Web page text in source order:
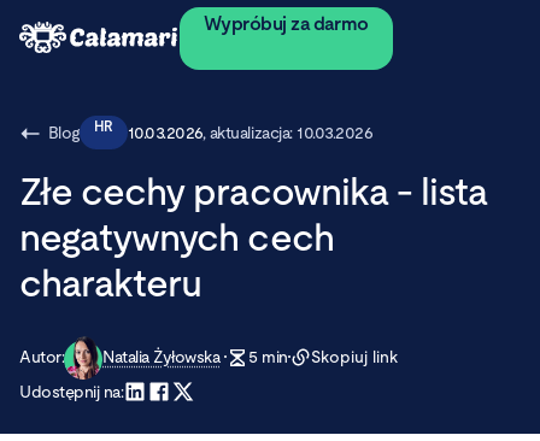
Wypróbuj za darmo
Blog HR 10.03.2026, aktualizacja: 10.03.2026
Złe cechy pracownika - lista
negatywnych cech
charakteru
Autor: Natalia Żyłowska 5 min
Skopiuj link
Udostępnij na: